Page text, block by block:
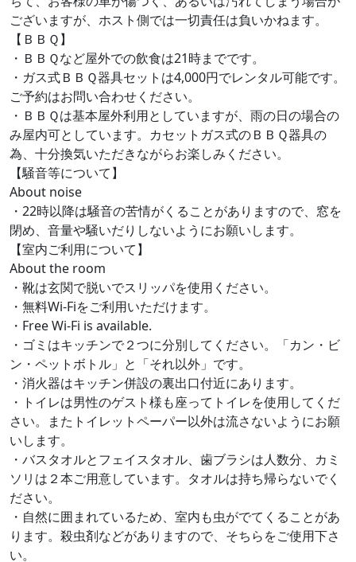
ございますが、ホスト側では一切責任は負いかねます。
【ＢＢＱ】
・ＢＢＱなど屋外での飲食は21時までです。
・ガス式ＢＢＱ器具セットは4,000円でレンタル可能です。
ご予約はお問い合わせください。
・ＢＢＱは基本屋外利用としていますが、雨の日の場合の
み屋内可としています。カセットガス式のＢＢＱ器具の
為、十分換気いただきながらお楽しみください。
【騒音等について】
About noise
・22時以降は騒音の苦情がくることがありますので、窓を
閉め、音量や騒いだりしないようにお願いします。
【室内ご利用について】
About the room
・靴は玄関で脱いでスリッパを使用ください。
・無料Wi-Fiをご利用いただけます。
・Free Wi-Fi is available.
・ゴミはキッチンで２つに分別してください。「カン・ビ
ン・ペットボトル」と「それ以外」です。
・消火器はキッチン併設の裏出口付近にあります。
・トイレは男性のゲスト様も座ってトイレを使用してくだ
さい。またトイレットペーパー以外は流さないようにお願
いします。
・バスタオルとフェイスタオル、歯ブラシは人数分、カミ
ソリは２本ご用意しています。タオルは持ち帰らないでく
ださい。
・自然に囲まれているため、室内も虫がでてくることがあ
ります。殺虫剤などがありますので、そちらをご使用下さ
い。